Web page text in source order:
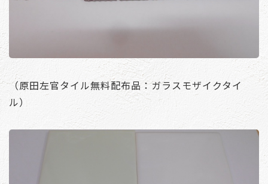
（原田左官タイル無料配布品：ガラスモザイクタイ
ル）